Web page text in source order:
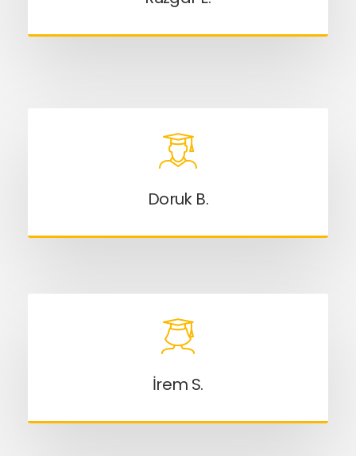
Doruk B.
İrem S.